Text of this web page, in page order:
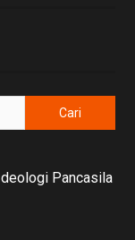
Ideologi Pancasila